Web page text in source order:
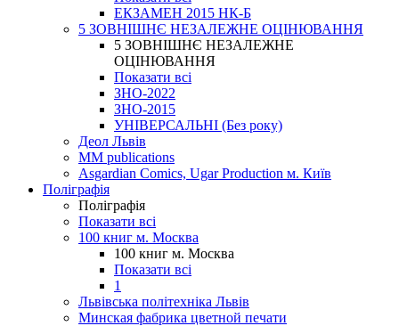
ЕКЗАМЕН 2015 НК-Б
5 ЗОВНІШНЄ НЕЗАЛЕЖНЕ ОЦІНЮВАННЯ
5 ЗОВНІШНЄ НЕЗАЛЕЖНЕ
ОЦІНЮВАННЯ
Показати всі
ЗНО-2022
ЗНО-2015
УНІВЕРСАЛЬНІ (Без року)
Деол Львів
MM publications
Asgardian Comics, Ugar Production м. Київ
Поліграфія
Поліграфія
Показати всі
100 книг м. Москва
100 книг м. Москва
Показати всі
1
Львівська політехніка Львів
Минская фабрика цветной печати